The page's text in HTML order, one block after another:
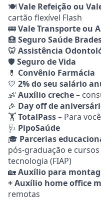
🍽️Vale Refeição ou
cartão flexível Flash
🚌Vale Transporte ou
🏥 Seguro Saúde
🦷 Assistência
🛡️ Seguro de Vida
💊 Convênio Farmácia
💙 2% do seu salário
👶 Auxílio creche–
🎉 Day off de
🏋️TotalPass– Para
🩺 PipoSaúde
🎓 Parcerias
pós-graduação e
tecnologia (FIAP)
🏡Auxílio para
+ Auxílio home office
remotas